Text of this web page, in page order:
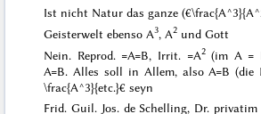
Ist nicht Natur das ganze
Geisterwelt ebensoA3, A2 und Gott
Nein. Reprod. =A=B, Irrit. =A2(im A =
A=B.Alles soll in Allem, also A=B
\frac{A^3}{etc.}€ seyn
Frid. Guil. Jos. de Schelling, Dr. privatim